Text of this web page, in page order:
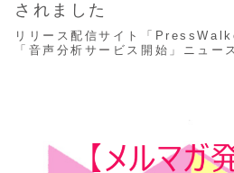
されました
リリース配信サイト「
「音声分析サービス開始」ニュー